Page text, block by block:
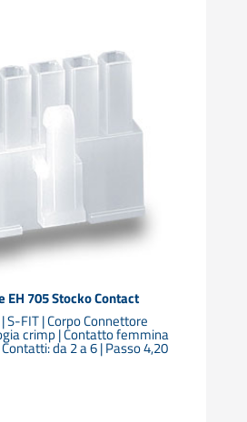
EH 705 Stocko Contact
S-FIT | Corpo Connettore
crimp | Contatto femmina
Contatti: da 2 a 6 | Passo 4,20